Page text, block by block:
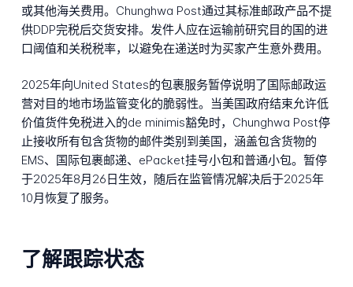
或其他海关费用。Chunghwa Post通过其标准邮政产品不提
供DDP完税后交货安排。发件人应在运输前研究目的国的进
口阈值和关税税率，以避免在递送时为买家产生意外费用。
2025年向United States的包裹服务暂停说明了国际邮政运
营对目的地市场监管变化的脆弱性。当美国政府结束允许低
价值货件免税进入的de minimis豁免时，Chunghwa Post停
止接收所有包含货物的邮件类别到美国，涵盖包含货物的
EMS、国际包裹邮递、ePacket挂号小包和普通小包。暂停
于2025年8月26日生效，随后在监管情况解决后于2025年
10月恢复了服务。
了解跟踪状态